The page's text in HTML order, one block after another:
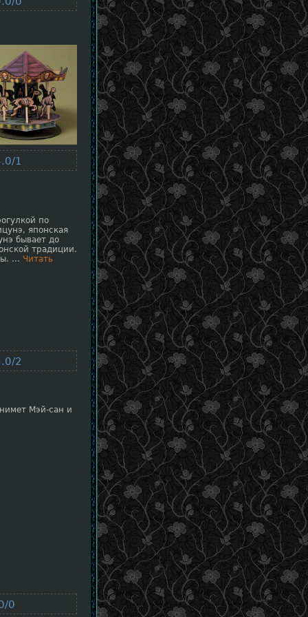
1
по
японская
бывает до
традиции.
... Читать
2
Мэй-сан и
0